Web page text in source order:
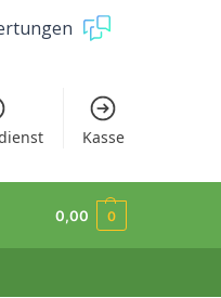
Kasse
0,00 0